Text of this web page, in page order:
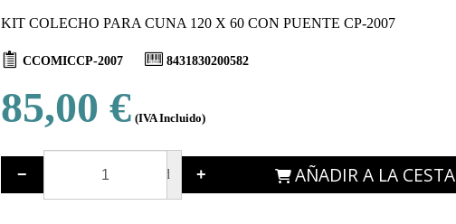
KIT COLECHO PARA CUNA 120 X 60 CON PUENTE CP-2007
CCOMICCP-2007 8431830200582
85,00 € (IVA Incluido)
− ud + AÑADIR A LA CESTA